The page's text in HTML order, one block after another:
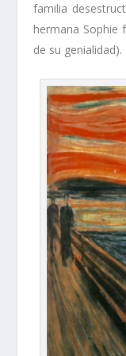
familia
hermana Sophie
de su genialidad).